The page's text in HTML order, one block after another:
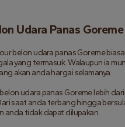
Udara Panas Goreme
belon udara panas Goreme
yang termasuk. Walaupun ia
akan anda hargai selamanya.
udara panas Goreme lebih
saat anda terbang hingga
anda tidak dapat dilupakan.